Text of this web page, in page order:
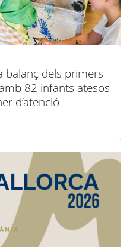
balanç dels primers
82 infants atesos
d’atenció